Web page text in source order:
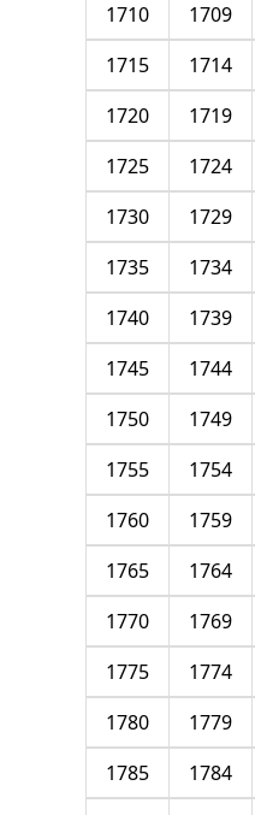
1709
1710
1714
1715
1719
1720
1724
1725
1729
1730
1734
1735
1739
1740
1744
1745
1749
1750
1754
1755
1759
1760
1764
1765
1769
1770
1774
1775
1779
1780
1784
1785